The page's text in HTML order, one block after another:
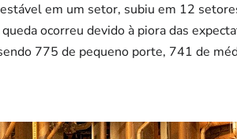
em um setor, subiu em 12
ocorreu devido à piora das
775 de pequeno porte, 741 de